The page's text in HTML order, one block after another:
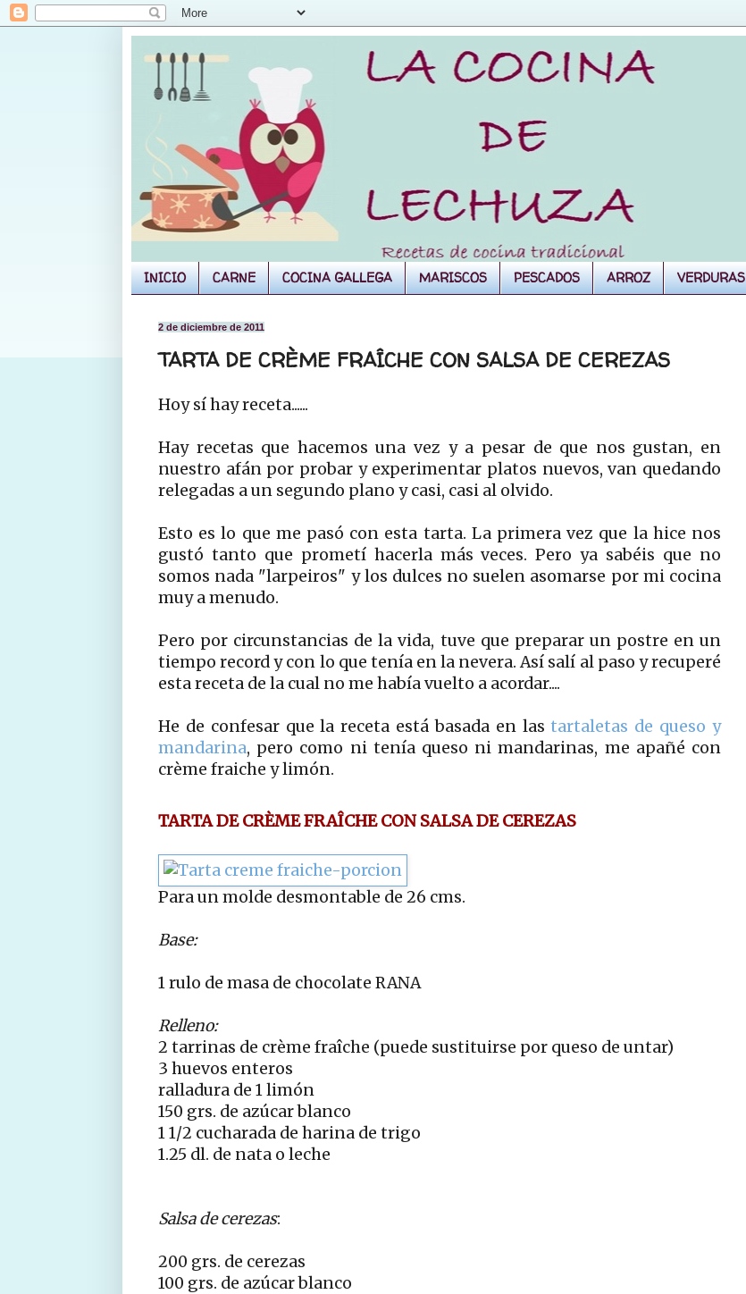
INICIO CARNE COCINA GALLEGA MARISCOS PESCADOS ARROZ VERDURAS
2 de diciembre de 2011
TARTA DE CRÈME FRAÎCHE CON SALSA DE CEREZAS
Hoy sí hay receta......
Hay recetas que hacemos una vez y a pesar de que nos gustan, en
nuestro afán por probar y experimentar platos nuevos, van quedando
relegadas a un segundo plano y casi, casi al olvido.
Esto es lo que me pasó con esta tarta. La primera vez que la hice nos
gustó tanto que prometí hacerla más veces. Pero ya sabéis que no
somos nada "larpeiros" y los dulces no suelen asomarse por mi cocina
muy a menudo.
Pero por circunstancias de la vida, tuve que preparar un postre en un
tiempo record y con lo que tenía en la nevera. Así salí al paso y recuperé
esta receta de la cual no me había vuelto a acordar....
He de confesar que la receta está basada en las tartaletas de queso y
mandarina, pero como ni tenía queso ni mandarinas, me apañé con
crème fraiche y limón.
TARTA DE CRÈME FRAÎCHE CON SALSA DE CEREZAS
Para un molde desmontable de 26 cms.
Base:
1 rulo de masa de chocolate RANA
Relleno:
2 tarrinas de crème fraîche (puede sustituirse por queso de untar)
3 huevos enteros
ralladura de 1 limón
150 grs. de azúcar blanco
1 1/2 cucharada de harina de trigo
1.25 dl. de nata o leche
Salsa de cerezas:
200 grs. de cerezas
100 grs. de azúcar blanco